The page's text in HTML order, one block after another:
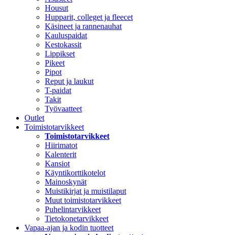
Housut
Hupparit, colleget ja fleecet
Käsineet ja rannenauhat
Kauluspaidat
Kestokassit
Lippikset
Pikeet
Pipot
Reput ja laukut
T-paidat
Takit
Työvaatteet
Outlet
Toimistotarvikkeet
Toimistotarvikkeet
Hiirimatot
Kalenterit
Kansiot
Käyntikorttikotelot
Mainoskynät
Muistikirjat ja muistilaput
Muut toimistotarvikkeet
Puhelintarvikkeet
Tietokonetarvikkeet
Vapaa-ajan ja kodin tuotteet